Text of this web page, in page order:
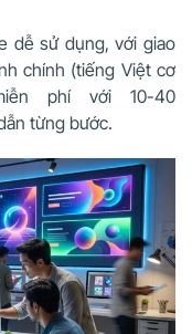
dễ sử dụng, với giao
chính (tiếng Việt cơ
phí với 10-40
từng bước.